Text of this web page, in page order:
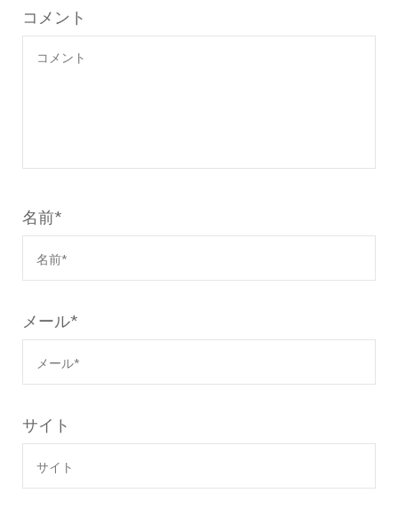
コメント
名前*
メール*
サイト